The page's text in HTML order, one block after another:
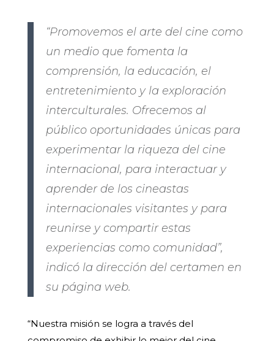
“Promovemos el arte del cine como
un medio que fomenta la
comprensión, la educación, el
entretenimiento y la exploración
interculturales. Ofrecemos al
público oportunidades únicas para
experimentar la riqueza del cine
internacional, para interactuar y
aprender de los cineastas
internacionales visitantes y para
reunirse y compartir estas
experiencias como comunidad”,
indicó la dirección del certamen en
su página web.
“Nuestra misión se logra a través del